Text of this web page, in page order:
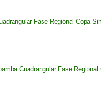
Fase Regional Copa
Cuadrangular Fase